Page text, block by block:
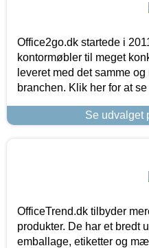
Office2go.dk startede i
kontormøbler til meget
leveret med det samme
branchen. Klik her for at
Se udvalget
OfficeTrend.dk tilbyder
produkter. De har et bredt
emballage, etiketter og